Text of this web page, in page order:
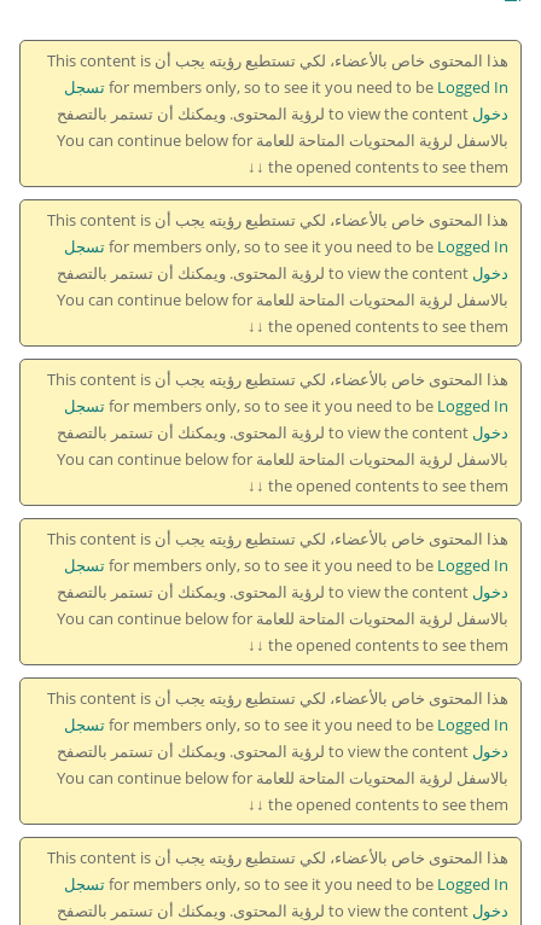
هذا المحتوى خاص بالأعضاء، لكي تستطيع رؤيته يجب أن This content is
for members only, so to see it you need to beLogged In تسجل
دخول
to view the content لرؤية المحتوى. ويمكنك أن تستمر بالتصفح
بالاسفل لرؤية المحتويات المتاحة للعامة You can continue below for
the opened contents to see them ↓↓
هذا المحتوى خاص بالأعضاء، لكي تستطيع رؤيته يجب أن This content is
for members only, so to see it you need to beLogged In تسجل
دخول
to view the content لرؤية المحتوى. ويمكنك أن تستمر بالتصفح
بالاسفل لرؤية المحتويات المتاحة للعامة You can continue below for
the opened contents to see them ↓↓
هذا المحتوى خاص بالأعضاء، لكي تستطيع رؤيته يجب أن This content is
for members only, so to see it you need to beLogged In تسجل
دخول
to view the content لرؤية المحتوى. ويمكنك أن تستمر بالتصفح
بالاسفل لرؤية المحتويات المتاحة للعامة You can continue below for
the opened contents to see them ↓↓
هذا المحتوى خاص بالأعضاء، لكي تستطيع رؤيته يجب أن This content is
for members only, so to see it you need to beLogged In تسجل
دخول
to view the content لرؤية المحتوى. ويمكنك أن تستمر بالتصفح
بالاسفل لرؤية المحتويات المتاحة للعامة You can continue below for
the opened contents to see them ↓↓
هذا المحتوى خاص بالأعضاء، لكي تستطيع رؤيته يجب أن This content is
for members only, so to see it you need to beLogged In تسجل
دخول
to view the content لرؤية المحتوى. ويمكنك أن تستمر بالتصفح
بالاسفل لرؤية المحتويات المتاحة للعامة You can continue below for
the opened contents to see them ↓↓
هذا المحتوى خاص بالأعضاء، لكي تستطيع رؤيته يجب أن This content is
for members only, so to see it you need to beLogged In تسجل
دخول
to view the content لرؤية المحتوى. ويمكنك أن تستمر بالتصفح